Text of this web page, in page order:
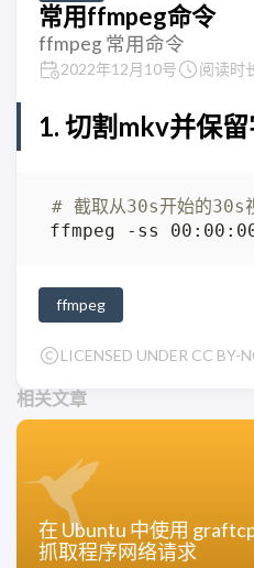
常用ffmpeg命令
ffmpeg 常用命令
2022年12月10号 阅读时
1. 切割mkv并保
# 截取从30s开始的30s
ffmpeg -ss
ffmpeg
LICENSED UNDER CC BY-
相关文章
在 Ubuntu 中使用
抓取程序网络请求